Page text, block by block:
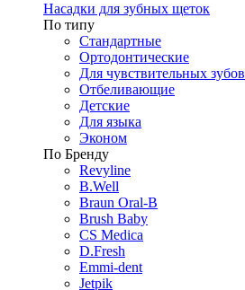
Насадки для зубных щеток
По типу
Стандартные
Ортодонтические
Для чувствительных зубов
Отбеливающие
Детские
Для языка
Эконом
По Бренду
Revyline
B.Well
Braun Oral-B
Brush Baby
CS Medica
D.Fresh
Emmi-dent
Jetpik